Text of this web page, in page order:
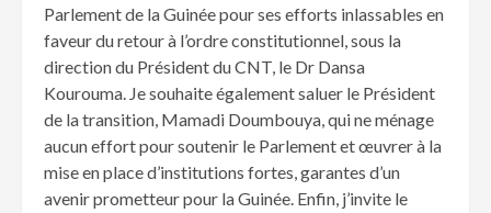
Parlement de la Guinée pour ses efforts inlassables en
faveur du retour à l’ordre constitutionnel, sous la
direction du Président du CNT, le Dr Dansa
Kourouma. Je souhaite également saluer le Président
de la transition, Mamadi Doumbouya, qui ne ménage
aucun effort pour soutenir le Parlement et œuvrer à la
mise en place d’institutions fortes, garantes d’un
avenir prometteur pour la Guinée. Enfin, j’invite le